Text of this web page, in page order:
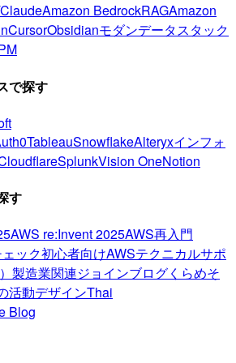
ClaudeAmazon BedrockRAGAmazon
CursorObsidianモダンデータスタック
で探す
TableauSnowflakeAlteryxインフォ
SplunkVision OneNotion
す
AWS re:Invent 2025AWS再入門
ック初心者向けAWSテクニカルサポ
製造業関連ジョインブログくらめそ
活動デザインThai
Blog